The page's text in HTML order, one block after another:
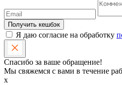
Получить кешбэк
Я даю согласие на обработку
Спасибо за ваше обращение!
Мы свяжемся с вами в течение
x